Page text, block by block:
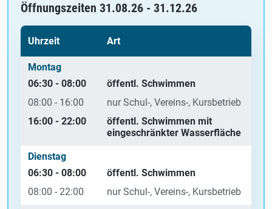
Öffnungszeiten 31.08.26 - 31.12.26
Uhrzeit Art
Montag
06:30 - 08:00
öffentl. Schwimmen
08:00 - 16:00
nur Schul-, Vereins-, Kursbetrieb
16:00 - 22:00
öffentl. Schwimmen mit
eingeschränkter Wasserfläche
Dienstag
06:30 - 08:00
öffentl. Schwimmen
08:00 - 22:00
nur Schul-, Vereins-, Kursbetrieb